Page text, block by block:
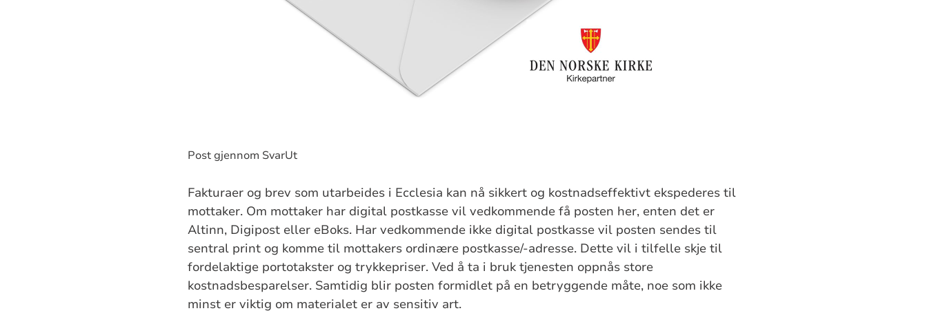
Post gjennom SvarUt
Fakturaer og brev som utarbeides i Ecclesia kan nå sikkert og kostnadseffektivt ekspederes til
mottaker. Om mottaker har digital postkasse vil vedkommende få posten her, enten det er
Altinn, Digipost eller eBoks. Har vedkommende ikke digital postkasse vil posten sendes til
sentral print og komme til mottakers ordinære postkasse/-adresse. Dette vil i tilfelle skje til
fordelaktige portotakster og trykkepriser. Ved å ta i bruk tjenesten oppnås store
kostnadsbesparelser. Samtidig blir posten formidlet på en betryggende måte, noe som ikke
minst er viktig om materialet er av sensitiv art.